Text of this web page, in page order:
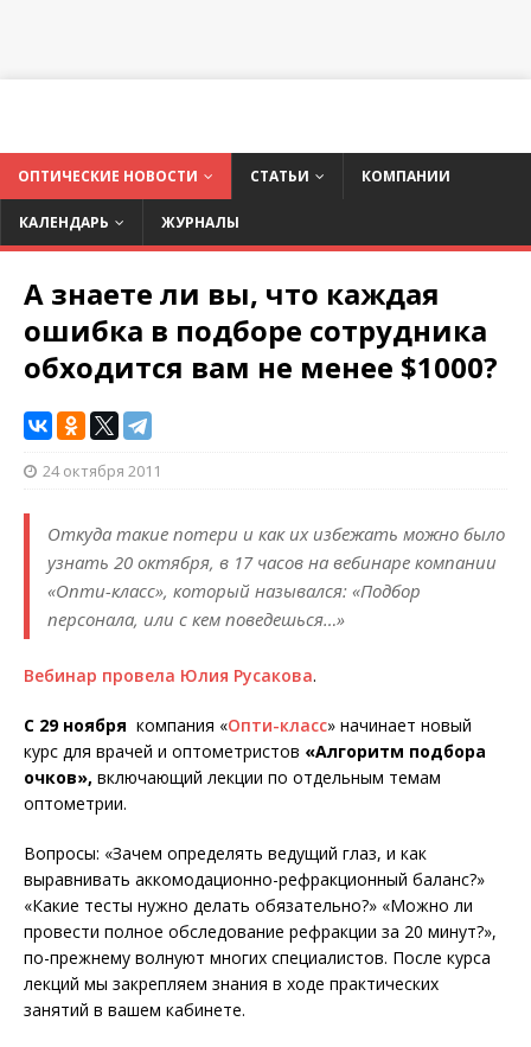
ОПТИЧЕСКИЕ НОВОСТИ СТАТЬИ КОМПАНИИ
КАЛЕНДАРЬ ЖУРНАЛЫ
А знаете ли вы, что каждая
ошибка в подборе сотрудника
обходится вам не менее $1000?
24 октября 2011
Откуда такие потери и как их избежать можно было
узнать 20 октября, в 17 часов на вебинаре компании
«Опти-класс», который назывался: «Подбор
персонала, или с кем поведешься…»
Вебинар провела Юлия Русакова.
С 29 ноября компания «Опти-класс» начинает новый
курс для врачей и оптометристов «Алгоритм подбора
очков», включающий лекции по отдельным темам
оптометрии.
Вопросы: «Зачем определять ведущий глаз, и как
выравнивать аккомодационно-рефракционный баланс?»
«Какие тесты нужно делать обязательно?» «Можно ли
провести полное обследование рефракции за 20 минут?»,
по-прежнему волнуют многих специалистов. После курса
лекций мы закрепляем знания в ходе практических
занятий в вашем кабинете.